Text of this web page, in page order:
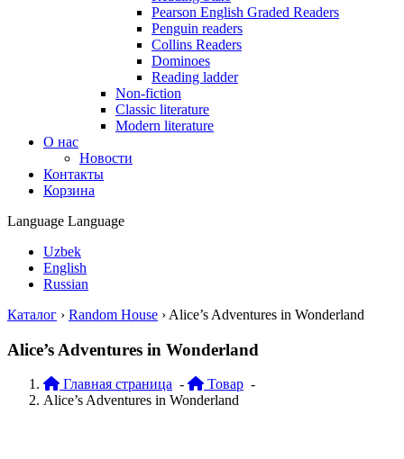
Pearson English Graded Readers
Penguin readers
Collins Readers
Dominoes
Reading ladder
Non-fiction
Classic literature
Modern literature
О нас
Новости
Контакты
Корзина
Language Language
Uzbek
English
Russian
Каталог › Random House › Alice’s Adventures in Wonderland
Alice’s Adventures in Wonderland
Главная страница - Товар -
Alice’s Adventures in Wonderland